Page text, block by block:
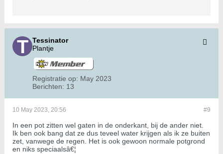
Tessinator
Plantje
Registratie op: May 2023
Berichten: 13
#9
10 May 2023, 20:56
In een pot zitten wel gaten in de onderkant, bij de ander niet.
Ik ben ook bang dat ze dus teveel water krijgen als ik ze buiten
zet, vanwege de regen. Het is ook gewoon normale potgrond
en niks speciaalsâ€¦